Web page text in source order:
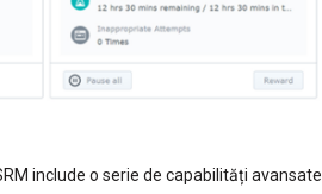
include o serie de capabilități avansate